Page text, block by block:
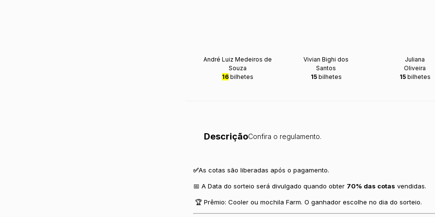
André Luiz Medeiros de
Souza
16bilhetes
Vivian Bighi dos
Santos
15bilhetes
Juliana
Oliveira
15bilhetes
DescriçãoConfira o regulamento.
✅As cotas são liberadas após o pagamento.
📅 A Data do sorteio será divulgado quando obter 70% das cotas vendidas.
🏆 Prêmio: Cooler ou mochila Farm. O ganhador escolhe no dia do sorteio.